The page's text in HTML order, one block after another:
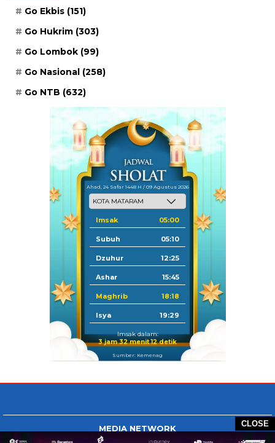
CLOSE
Go Ekbis (151)
Go Hukrim (303)
Go Lombok (99)
Go Nasional (258)
Go NTB (632)
Ahad, 24 Safar 1448 H / 09 Agustus 2026
Imsak 05:00
Subuh 05:10
Dzuhur 12:25
Ashar 15:45
Maghrib 18:18
Isya 19:29
Imsak dalam:
3 jam 32 menit 12 detik
Sumber: Kemenag
MEDIA NETWORK